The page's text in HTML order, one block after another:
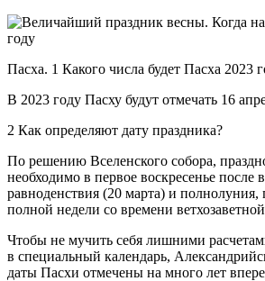
Пасха. 1 Какого числа будет Пасха 2023
В 2023 году Пасху будут отмечать 16
2 Как определяют дату праздника?
По решению Вселенского собора,
необходимо в первое воскресенье после
равноденствия (20 марта) и
полной недели со времени
Чтобы не мучить себя лишними
в специальный календарь,
даты Пасхи отмечены на много лет